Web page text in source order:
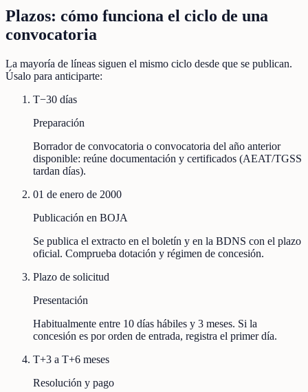
Plazos: cómo funciona el ciclo de una
convocatoria
La mayoría de líneas siguen el mismo ciclo desde que se publican.
Úsalo para anticiparte:
T−30 días
Preparación
Borrador de convocatoria o convocatoria del año anterior
disponible: reúne documentación y certificados (AEAT/TGSS
tardan días).
01 de enero de 2000
Publicación en BOJA
Se publica el extracto en el boletín y en la BDNS con el plazo
oficial. Comprueba dotación y régimen de concesión.
Plazo de solicitud
Presentación
Habitualmente entre 10 días hábiles y 3 meses. Si la
concesión es por orden de entrada, registra el primer día.
T+3 a T+6 meses
Resolución y pago